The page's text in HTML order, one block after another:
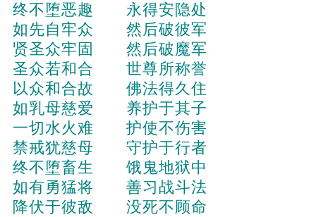
终不堕恶趣 永得安隐处
如先自牢众 然后破彼军
贤圣众牢固 然后破魔军
圣众若和合 世尊所称誉
以众和合故 佛法得久住
如乳母慈爱 养护于其子
一切水火难 护使不伤害
禁戒犹慈母 守护于行者
终不堕畜生 饿鬼地狱中
如有勇猛将 善习战斗法
降伏于彼敌 没死不顾命